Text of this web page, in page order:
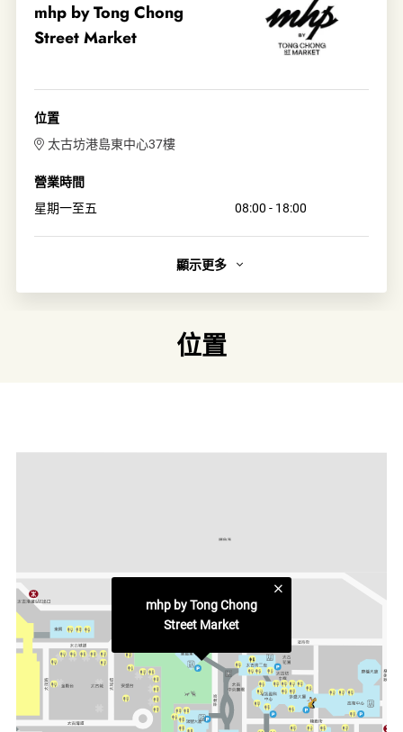
mhp by Tong Chong
Street Market
位置
太古坊港島東中心37樓
營業時間
星期一至五
08:00 - 18:00
匯點，為上班族提供精神食量，是充電、放鬆、和聚餐的好
太古坊食肆
顯示更多
位置
mhp by Tong Chong
Street Market